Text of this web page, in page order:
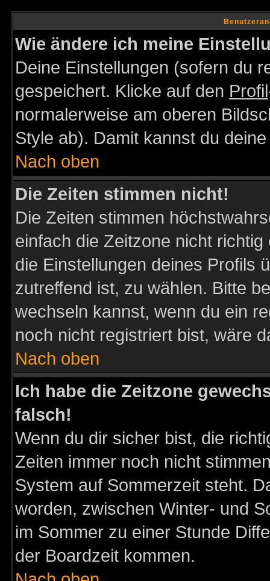
Wie ändere ich meine
Deine Einstellungen (sofern du
gespeichert. Klicke auf den Profil
normalerweise am oberen
Style ab). Damit kannst du
Nach oben
Die Zeiten stimmen nicht!
Die Zeiten stimmen
einfach die Zeitzone nicht
die Einstellungen deines Profils
zutreffend ist, zu wählen. Bitte
wechseln kannst, wenn du ein
noch nicht registriert bist, wäre
Nach oben
Ich habe die Zeitzone
falsch!
Wenn du dir sicher bist, die
Zeiten immer noch nicht
System auf Sommerzeit steht.
worden, zwischen Winter- und
im Sommer zu einer Stunde
der Boardzeit kommen.